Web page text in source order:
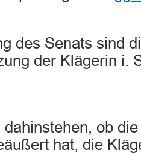
des Senats sind
der Klägerin i.
ob
hat, die